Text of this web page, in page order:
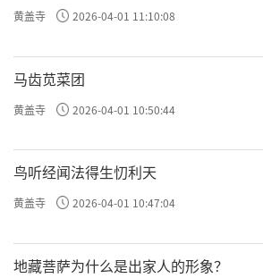
黄盖寺 2026-04-01 11:10:08
马齿苋菜团
黄盖寺 2026-04-01 10:50:44
鸟听经闻法得生忉利天
黄盖寺 2026-04-01 10:47:04
地藏菩萨为什么是出家人的形象？